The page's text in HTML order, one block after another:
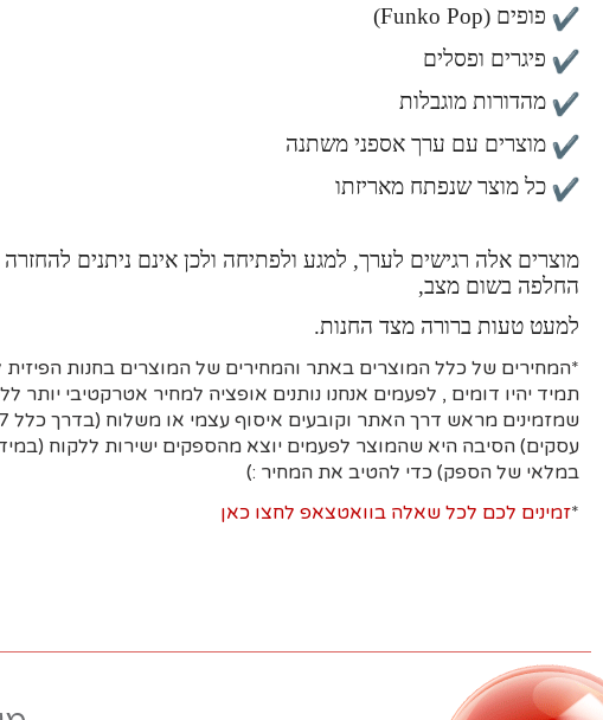
פופים (Funko Pop)
פיגרים ופסלים
מהדורות מוגבלות
מוצרים עם ערך אספני משתנה
כל מוצר שנפתח מאריזתו
מוצרים אלה רגישים לערך, למגע ולפתיחה ולכן אינם ניתנים להחזרה
החלפה בשום מצב,
למעט טעות ברורה מצד החנות.
*המחירים של כלל המוצרים באתר והמחירים של המוצרים בחנות הפיזית
תמיד יהיו דומים , לפעמים אנחנו נותנים אופציה למחיר אטרקטיבי יותר
עסקים) הסיבה היא שהמוצר לפעמים יוצא מהספקים ישירות ללקוח
במלאי של הספק) כדי להטיב את המחיר :)
*זמינים לכם לכל שאלה בוואטצאפ לחצו כאן